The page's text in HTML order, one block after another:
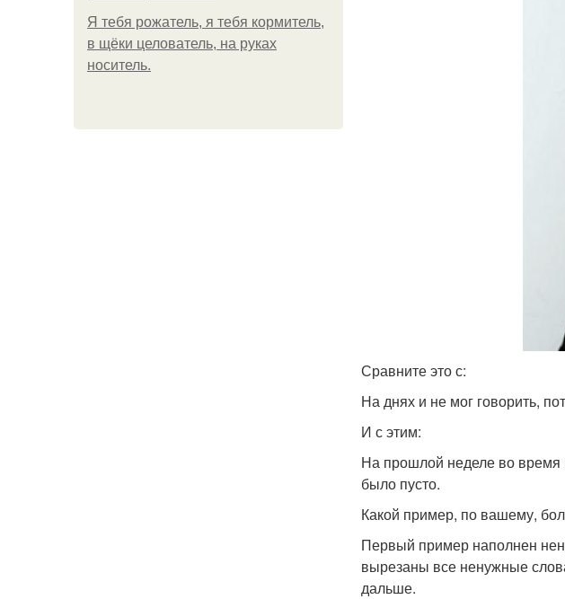
Я тебя рожатель, я тебя кормитель,
в щёки целователь, на руках
носитель.
Сравните это с:
На днях и не мог говорить,
И с этим:
На прошлой неделе во время
было пусто.
Какой пример, по вашему,
Первый пример наполнен
вырезаны все ненужные
дальше.